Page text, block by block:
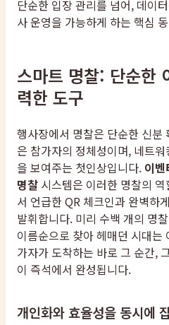
단순한 입장 관리를 넘어, 데이
사 운영을 가능하게 하는 핵심
스마트 명찰: 단순한
력한 도구
행사장에서 명찰은 단순한 신분
은 참가자의 정체성이며, 네트
을 보여주는 첫인상입니다. 이
명찰 시스템은 이러한 명찰의
서 언급한 QR 체크인과 완벽하
발휘합니다. 미리 수백 개의 명
이름순으로 찾아 헤매던 시대는
가자가 도착하는 바로 그 순간,
이 즉석에서 완성됩니다.
개인화와 효율성을 동시에